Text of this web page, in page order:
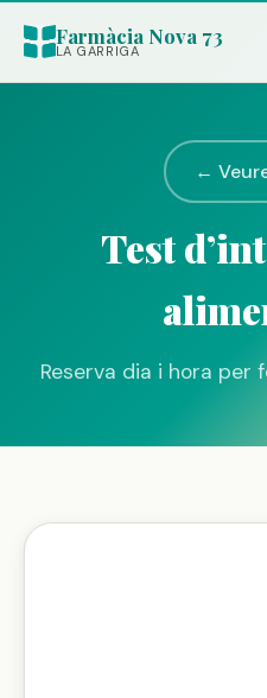
Farmàcia Nova 73
LA GARRIGA
←
Test
Reserva dia i hora per